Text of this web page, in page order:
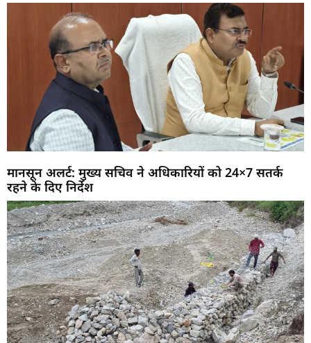
मानसून अलर्ट: मुख्य सचिव ने अधिकारियों को 24×7 सतर्क
रहने के दिए निर्देश